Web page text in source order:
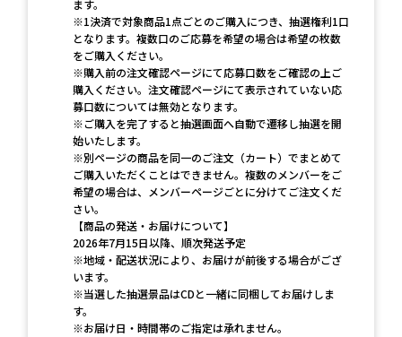
ます。
※1決済で対象商品1点ごとのご購入につき、抽選権利1口
となります。複数口のご応募を希望の場合は希望の枚数
をご購入ください。
※購入前の注文確認ページにて応募口数をご確認の上ご
購入ください。注文確認ページにて表示されていない応
募口数については無効となります。
※ご購入を完了すると抽選画面へ自動で遷移し抽選を開
始いたします。
※別ページの商品を同一のご注文（カート）でまとめて
ご購入いただくことはできません。複数のメンバーをご
希望の場合は、メンバーページごとに分けてご注文くだ
さい。
【商品の発送・お届けについて】
2026年7月15日以降、順次発送予定
※地域・配送状況により、お届けが前後する場合がござ
います。
※当選した抽選景品はCDと一緒に同梱してお届けしま
す。
※お届け日・時間帯のご指定は承れません。